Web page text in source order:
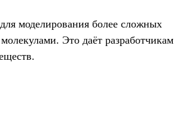
моделирования более сложных
Это даёт разработчикам